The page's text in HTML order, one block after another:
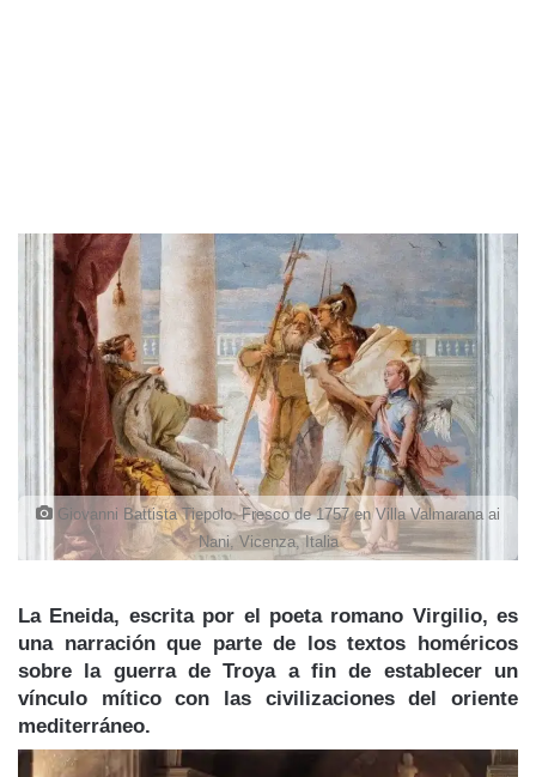
Giovanni Battista Tiepolo. Fresco de 1757 en Villa Valmarana ai
Nani, Vicenza, Italia
La Eneida, escrita por el poeta romano Virgilio, es
una narración que parte de los textos homéricos
sobre la guerra deTroyaa fin de establecer un
vínculo mítico con las civilizaciones del oriente
mediterráneo.